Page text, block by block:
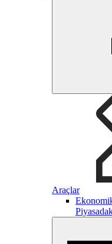
Araçlar